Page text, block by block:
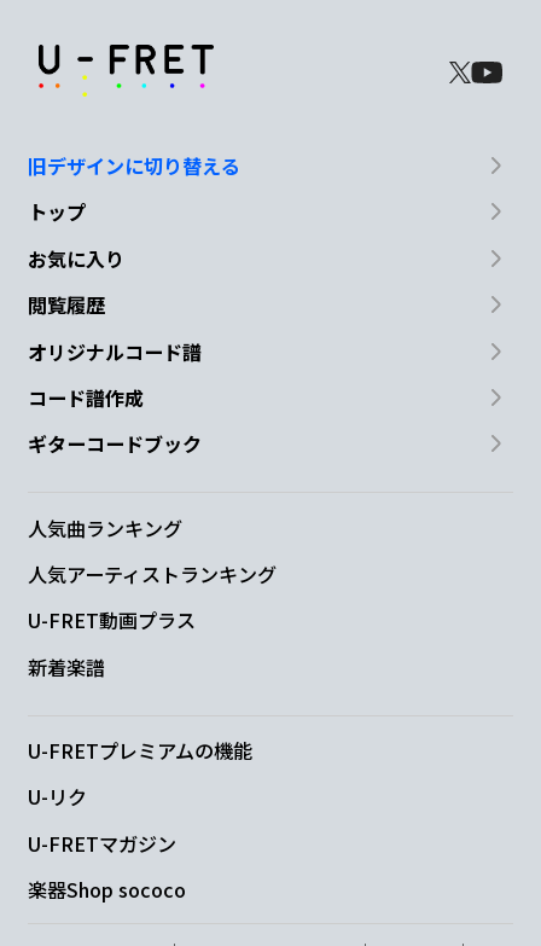
旧デザインに切り替える
トップ
お気に入り
閲覧履歴
オリジナルコード譜
コード譜作成
ギターコードブック
人気曲ランキング
人気アーティストランキング
U-FRET動画プラス
新着楽譜
U-FRETプレミアムの機能
U-リク
U-FRETマガジン
楽器Shop sococo